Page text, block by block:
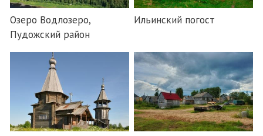
Озеро Водлозеро,
Пудожский район
Ильинский погост